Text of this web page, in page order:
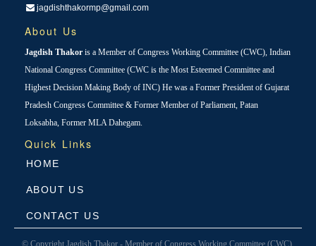
jagdishthakormp@gmail.com
About Us
Jagdish Thakor is a Member of Congress Working Committee (CWC), Indian
National Congress Committee (CWC is the Most Esteemed Committee and
Highest Decision Making Body of INC) He was a Former President of Gujarat
Pradesh Congress Committee & Former Member of Parliament, Patan
Loksabha, Former MLA Dahegam.
Quick Links
HOME
ABOUT US
CONTACT US